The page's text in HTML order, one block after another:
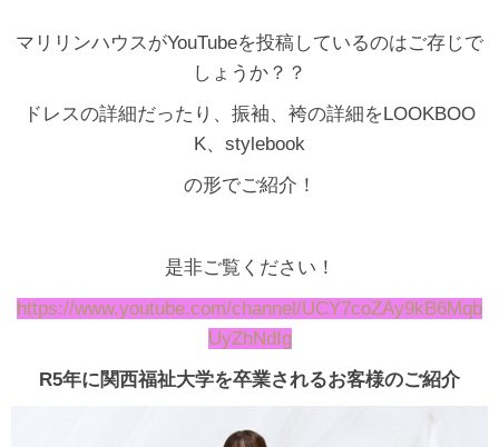
マリリンハウスがYouTubeを投稿しているのはご存じで
しょうか？？
ドレスの詳細だったり、振袖、袴の詳細をLOOKBOO
K、stylebook
の形でご紹介！
是非ご覧ください！
https://www.youtube.com/channel/UCY7coZAy9kB6Mqb
UyZhNdIg
R5年に関西福祉大学を卒業されるお客様のご紹介